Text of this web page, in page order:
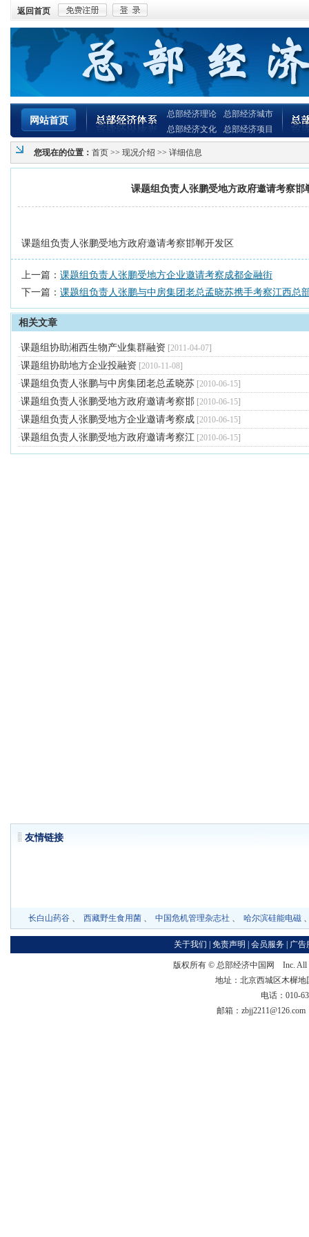
返回首页
网站首页
总部经济理论
总部经济文化
总部经济城市
总部经济项目
您现在的位置： 首页 >> 现况介绍 >> 详细信息
课题组负责人张鹏受地方政府邀请考察邯
课题组负责人张鹏受地方政府邀请考察邯郸开发区
上一篇： 课题组负责人张鹏受地方企业邀请考察成都金融街
下一篇： 课题组负责人张鹏与中房集团老总孟晓苏携手考察江西总
相关文章
·课题组协助湘西生物产业集群融资 [2011-04-07]
·课题组协助地方企业投融资 [2010-11-08]
·课题组负责人张鹏与中房集团老总孟晓苏 [2010-06-15]
·课题组负责人张鹏受地方政府邀请考察邯 [2010-06-15]
·课题组负责人张鹏受地方企业邀请考察成 [2010-06-15]
·课题组负责人张鹏受地方政府邀请考察江 [2010-06-15]
友情链
长白山药谷 、 西藏野生食用菌 、 中国危机管理杂志社 、 哈尔滨硅能电磁
关于我们 免责声明 会员服务 广告
版权所有 © 总部经济中国网
Inc. All
地址：北京西城区木樨
电话：010-
邮箱：